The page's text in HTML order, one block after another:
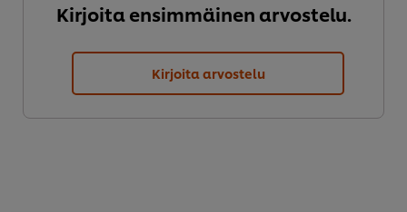
Kirjoita ensimmäinen arvostelu.
Kirjoita arvostelu